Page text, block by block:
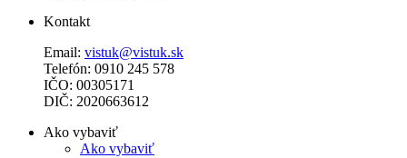
Kontakt
Email: vistuk@vistuk.sk
Telefón: 0910 245 578
IČO: 00305171
DIČ: 2020663612
Ako vybaviť
Ako vybaviť